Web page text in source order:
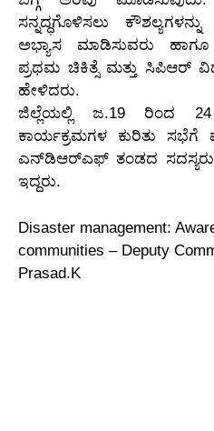
ಸನ್ನದ್ಧಗೊಳಿಸಲು
ಅಭ್ಯಾಸ ಮಾಡಿಸುವರು ಹಾಗೂ
ಪ್ರಥಮ ಚಿಕಿತ್ಸೆ ಮತ್ತು ಸಿಪಿಆರ್
ಹೇಳಿದರು.
ಜಿಲ್ಲೆಯಲ್ಲಿ ಜ.19 ರಿಂದ
ಕಾರ್ಯಕ್ರಮಗಳ ಕುರಿತು
ಎನ್‌ಡಿಆರ್‌ಎಫ್ ತಂಡದ ಸದಸ್ಯರು,
ಇದ್ದರು.
Disaster management:
communities – Deputy
Prasad.K